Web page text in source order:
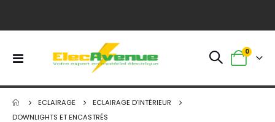
Basculer
Panier
0
ECLAIRAGE
ECLAIRAGE D'INTÉRIEUR
DOWNLIGHTS ET ENCASTRÉS